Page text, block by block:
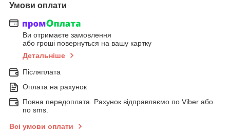
Умови оплати
Ви отримаєте замовлення
або гроші повернуться на вашу картку
Детальніше
Післяплата
Оплата на рахунок
Повна передоплата. Рахунок відправляємо по Viber або
по sms.
Всі умови оплати